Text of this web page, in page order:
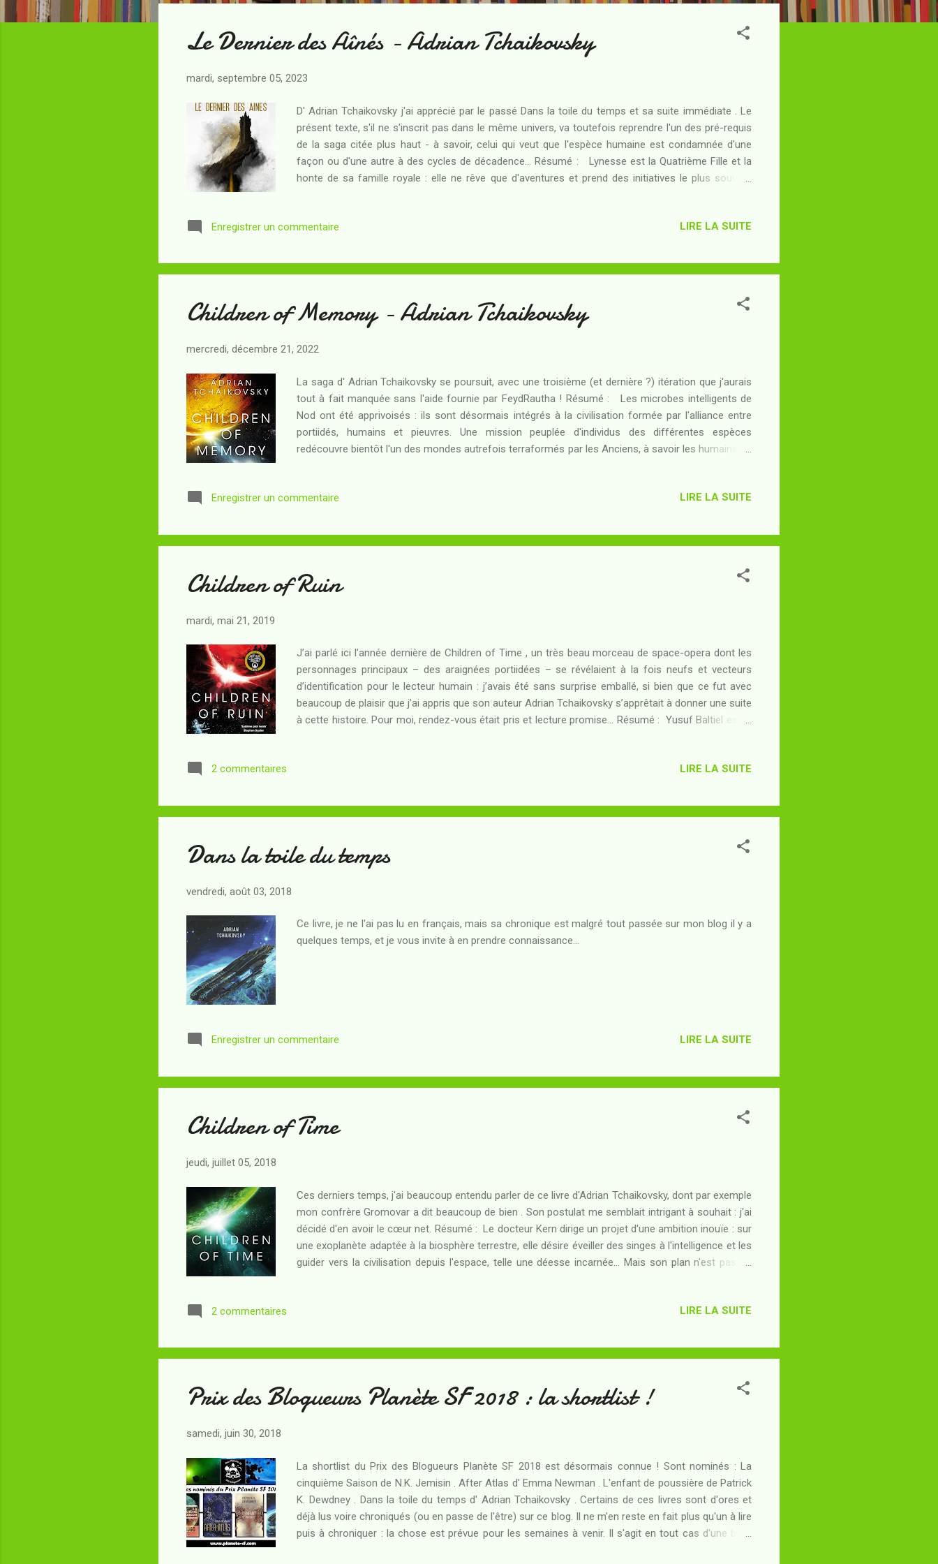
Le Dernier des Aînés - Adrian Tchaikovsky
mardi, septembre 05, 2023
D' Adrian Tchaikovsky j'ai apprécié par le passé Dans la toile du temps et sa suite immédiate . Le
présent texte, s'il ne s'inscrit pas dans le même univers, va toutefois reprendre l'un des pré-requis
de la saga citée plus haut - à savoir, celui qui veut que l'espèce humaine est condamnée d'une
façon ou d'une autre à des cycles de décadence... Résumé : Lynesse est la Quatrième Fille et la
honte de sa famille royale : elle ne rêve que d'aventures et prend des initiatives le plus souvent
royaume, elle décide rien de moins que d'aller le débusquer... en allant solliciter l'aide d'un magicien
prétendu être un...
Enregistrer un commentaire LIRE LA SUITE
Children of Memory - Adrian Tchaikovsky
mercredi, décembre 21, 2022
La saga d' Adrian Tchaikovsky se poursuit, avec une troisième (et dernière ?) itération que j'aurais
tout à fait manquée sans l'aide fournie par FeydRautha ! Résumé : Les microbes intelligents de
Nod ont été apprivoisés : ils sont désormais intégrés à la civilisation formée par l'alliance entre
portiidés, humains et pieuvres. Une mission peuplée d'individus des différentes espèces
redécouvre bientôt l'un des mondes autrefois terraformés par les Anciens, à savoir les humains de
survivants de l'humanité. Vaisseau-jumeau du Gilgamesh dont l'équipage avait été lui aussi
mouvementé - mais tout porte à penser que certains de ses passagers ont débarqué sur Imir...
Enregistrer un commentaire LIRE LA SUITE
Children of Ruin
mardi, mai 21, 2019
J’ai parlé ici l’année dernière de Children of Time , un très beau morceau de space-opera dont les
personnages principaux – des araignées portiidées – se révélaient à la fois neufs et vecteurs
d’identification pour le lecteur humain : j’avais été sans surprise emballé, si bien que ce fut avec
beaucoup de plaisir que j’ai appris que son auteur Adrian Tchaikovsky s’apprêtait à donner une suite
à cette histoire. Pour moi, rendez-vous était pris et lecture promise... Résumé : Yusuf Baltiel est le
l’arrivée future des colons nécessiterait le nettoyage de cet écosystème inattendu, lui et son
qu’ils puissent l’étudier à leur guise... et la planète voisine, la plus froide 834g, sera changée en
planète oc...
2 commentaires LIRE LA SUITE
Dans la toile du temps
vendredi, août 03, 2018
Ce livre, je ne l'ai pas lu en français, mais sa chronique est malgré tout passée sur mon blog il y a
quelques temps, et je vous invite à en prendre connaissance...
Enregistrer un commentaire LIRE LA SUITE
Children of Time
jeudi, juillet 05, 2018
Ces derniers temps, j'ai beaucoup entendu parler de ce livre d'Adrian Tchaikovsky, dont par exemple
mon confrère Gromovar a dit beaucoup de bien . Son postulat me semblait intrigant à souhait : j'ai
décidé d'en avoir le cœur net. Résumé : Le docteur Kern dirige un projet d'une ambition inouïe : sur
une exoplanète adaptée à la biosphère terrestre, elle désire éveiller des singes à l'intelligence et les
guider vers la civilisation depuis l'espace, telle une déesse incarnée... Mais son plan n'est pas du
expérience, sans savoir que celle-ci ne pourra de toute façon pas donner les résultats qu'elle
singes adopte une espèce d'araignée s...
2 commentaires LIRE LA SUITE
Prix des Blogueurs Planète SF 2018 : la shortlist !
samedi, juin 30, 2018
La shortlist du Prix des Blogueurs Planète SF 2018 est désormais connue ! Sont nominés : La
cinquième Saison de N.K. Jemisin . After Atlas d' Emma Newman . L'enfant de poussière de Patrick
K. Dewdney . Dans la toile du temps d' Adrian Tchaikovsky . Certains de ces livres sont d'ores et
déjà lus voire chroniqués (ou en passe de l'être) sur ce blog. Il ne m'en reste en fait plus qu'un à lire
puis à chroniquer : la chose est prévue pour les semaines à venir. Il s'agit en tout cas d'une belle